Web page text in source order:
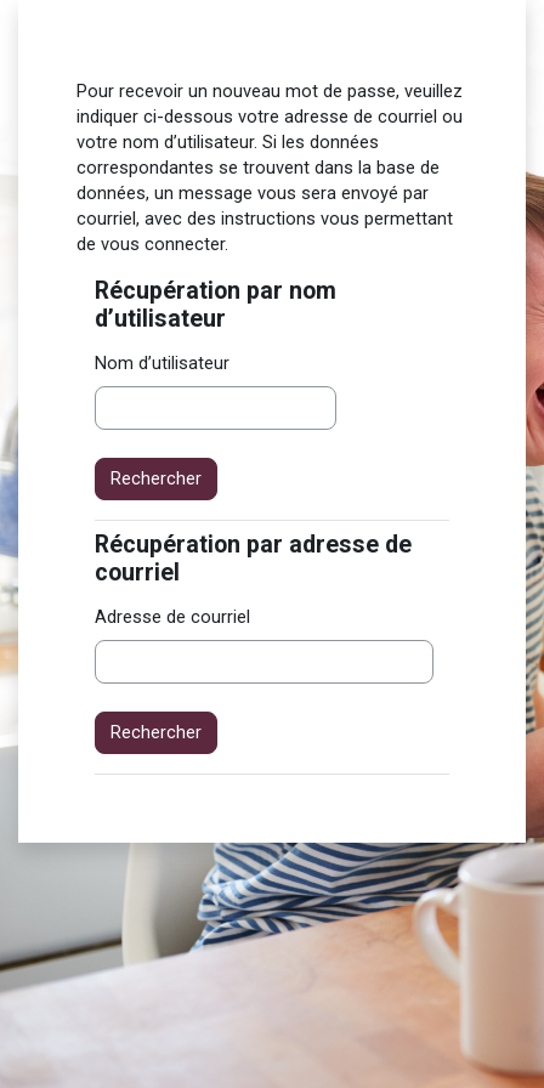
Pour recevoir un nouveau mot de passe, veuillez
indiquer ci-dessous votre adresse de courriel ou
votre nom d’utilisateur. Si les données
correspondantes se trouvent dans la base de
données, un message vous sera envoyé par
courriel, avec des instructions vous permettant
de vous connecter.
Récupération par nom d’utilisateur
Récupération par nom
d’utilisateur
Nom d’utilisateur
Récupération par adresse de courriel
Récupération par adresse de
courriel
Adresse de courriel